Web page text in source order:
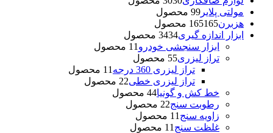
مولتی پلایر
99 محصول
هزبرن
165165 محصول
ابزار اندازه گیری
3434 محصول
ابزار سنجشی خودرو
1 1 محصول
تراز لیزری 55 محصول
تراز لیزری 360 درجه
1 1 محصول
تراز لیزری خطی 22 محصول
خط کش و گونیا 44 محصول
رطوبت سنج 22 محصول
زاویه سنج
1 1 محصول
غلظت سنج
1 1 محصول